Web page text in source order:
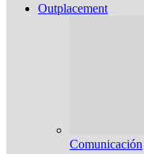
Outplacement
Comunicación